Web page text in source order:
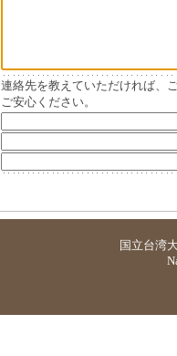
連絡先を教えていただければ、
ご安心ください。
国立台湾